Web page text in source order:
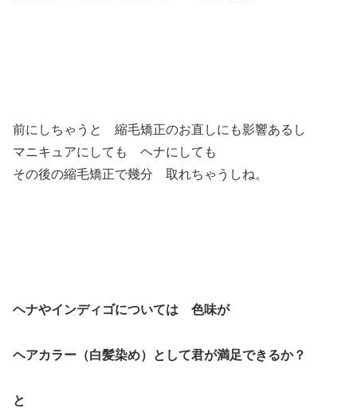
前にしちゃうと 縮毛矯正のお直しにも影響あるし
マニキュアにしても ヘナにしても
その後の縮毛矯正で幾分 取れちゃうしね。
ヘナやインディゴについては 色味が
ヘアカラー（白髪染め）として君が満足できるか？
と